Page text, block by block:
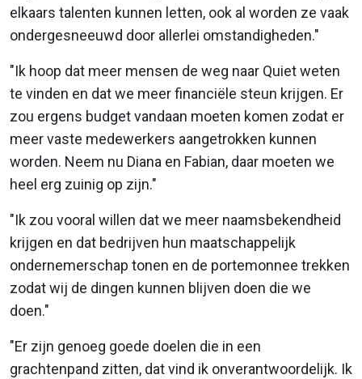
elkaars talenten kunnen letten, ook al worden ze vaak
ondergesneeuwd door allerlei omstandigheden."
"Ik hoop dat meer mensen de weg naar Quiet weten
te vinden en dat we meer financiële steun krijgen. Er
zou ergens budget vandaan moeten komen zodat er
meer vaste medewerkers aangetrokken kunnen
worden. Neem nu Diana en Fabian, daar moeten we
heel erg zuinig op zijn."
"Ik zou vooral willen dat we meer naamsbekendheid
krijgen en dat bedrijven hun maatschappelijk
ondernemerschap tonen en de portemonnee trekken
zodat wij de dingen kunnen blijven doen die we
doen."
"Er zijn genoeg goede doelen die in een
grachtenpand zitten, dat vind ik onverantwoordelijk. Ik